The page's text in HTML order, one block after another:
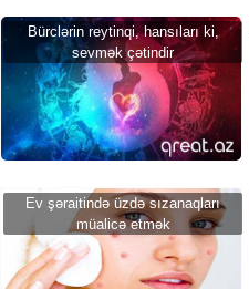
Bürclərin reytinqi, hansıları ki,
sevmək çətindir
Ev şəraitində üzdə sızanaqları
müalicə etmək